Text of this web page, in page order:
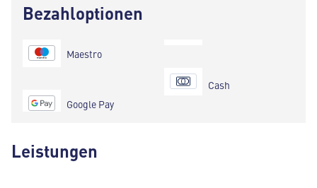
Bezahloptionen
Maestro
Google Pay
Cash
Leistungen